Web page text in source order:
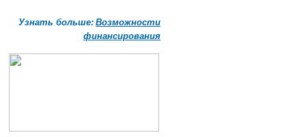
Узнать больше: Возможности
финансирования